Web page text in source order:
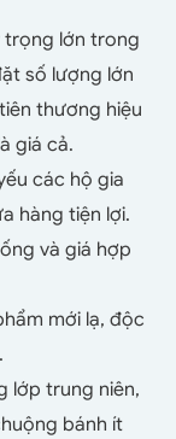
trọng lớn trong
số lượng lớn
thương hiệu
giá cả.
các hộ gia
hàng tiện lợi.
và giá hợp
mới lạ, độc
lớp trung niên,
bánh ít